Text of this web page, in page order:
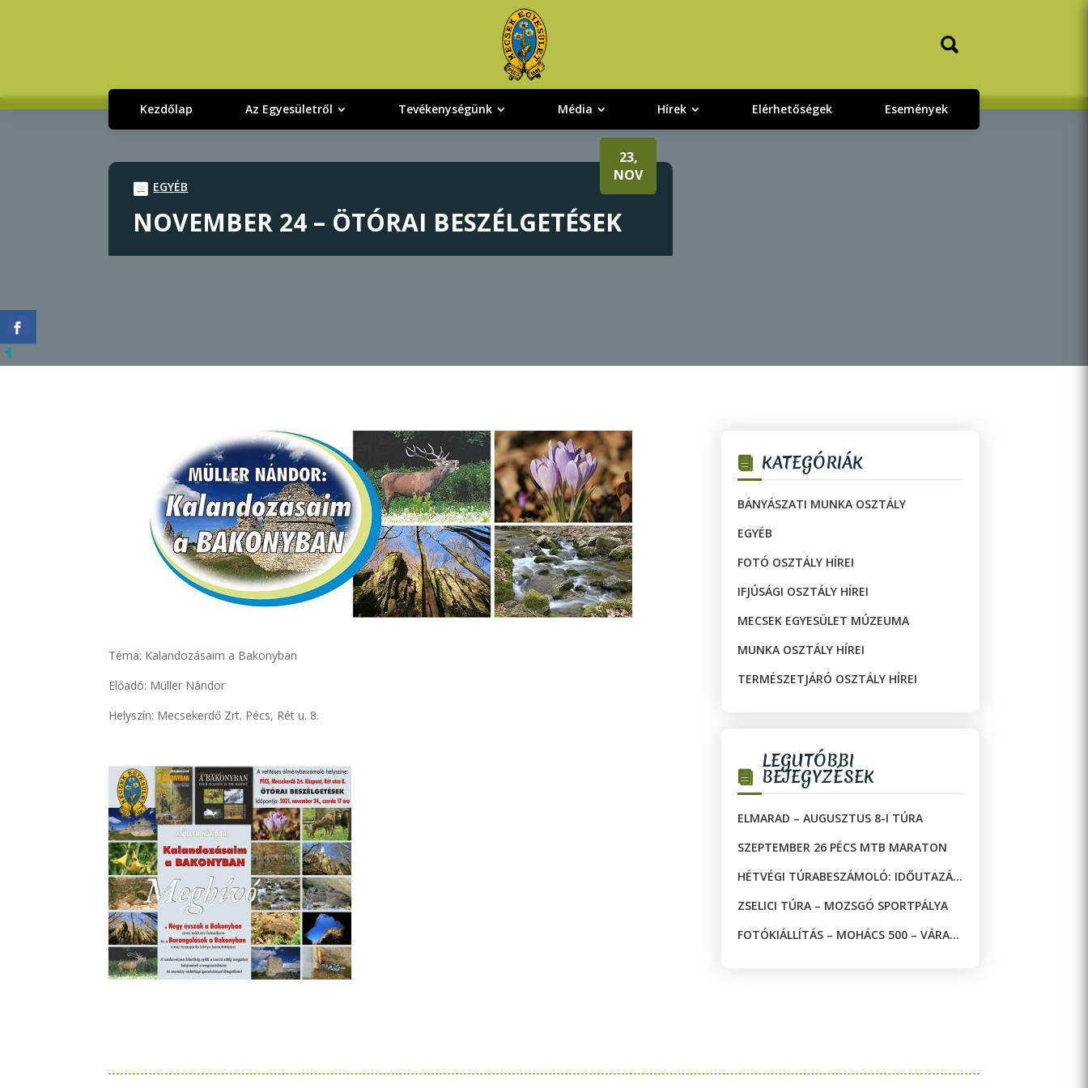
Kezdőlap Az Egyesületről Tevékenységünk Média Hírek Elérhetőségek Események
23,
NOV
EGYÉB
NOVEMBER 24 – ÖTÓRAI BESZÉLGETÉSEK
Téma: Kalandozásaim a Bakonyban
Előadó: Müller Nándor
Helyszín: Mecsekerdő Zrt. Pécs, Rét u. 8.
KATEGÓRIÁK
BÁNYÁSZATI MUNKA OSZTÁLY
EGYÉB
FOTÓ OSZTÁLY HÍREI
IFJÚSÁGI OSZTÁLY HÍREI
MECSEK EGYESÜLET MÚZEUMA
MUNKA OSZTÁLY HÍREI
TERMÉSZETJÁRÓ OSZTÁLY HÍREI
LEGUTÓBBI
BEJEGYZÉSEK
ELMARAD – AUGUSZTUS 8-I TÚRA
SZEPTEMBER 26 PÉCS MTB MARATON
HÉTVÉGI TÚRABESZÁMOLÓ: IDŐUTAZÁS
ZSELICI TÚRA – MOZSGÓ SPORTPÁLYA
FOTÓKIÁLLÍTÁS – MOHÁCS 500 – VÁRAK